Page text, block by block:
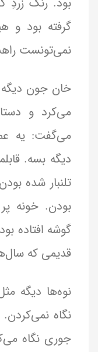
گرفته بود و
نمی‌تونست
خان جون
می‌کرد و
می‌گفت: یه
دیگه بسه.
تلنبار شده
بودن. خونه
گوشه افتاده
قدیمی که
نوه‌ها دیگه
نگاه
جوری نگاه